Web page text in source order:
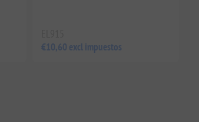
€10,60 excl impuestos